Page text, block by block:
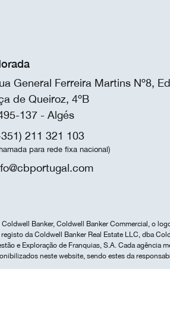
General Ferreira Martins Nº8,
de Queiroz, 4ºB
137 - Algés
211 321 103
para rede fixa nacional)
Banker, Coldwell Banker Commercial, o
da Coldwell Banker Real Estate LLC, dba
e Exploração de Franquias, S.A. Cada agência
neste website, sendo estes da